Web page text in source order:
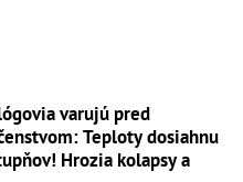
varujú pred
Teploty dosiahnu
Hrozia kolapsy a